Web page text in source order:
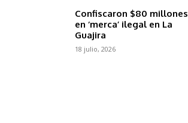
Confiscaron $80 millones
en ‘merca’ ilegal en La
Guajira
18 julio, 2026